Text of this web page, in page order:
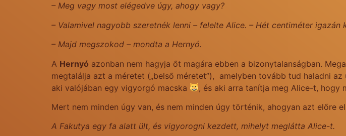
– Meg vagy most elégedve úgy, ahogy vagy?
– Valamivel nagyobb szeretnék lenni – felelte Alice. – Hét centiméter igazán
– Majd megszokod – mondta a Hernyó.
A Hernyó azonban nem hagyja őt magára ebben a bizonytalanságban.
megtalálja azt a méretet („belső méretet”), amelyben tovább tud haladni
aki valójában egy vigyorgó macska
, és aki arra tanítja meg Alice-t, hogy
Mert nem minden úgy van, és nem minden úgy történik, ahogyan azt előre
A Fakutya egy fa alatt ült, és vigyorogni kezdett, mihelyt meglátta Alice-t.